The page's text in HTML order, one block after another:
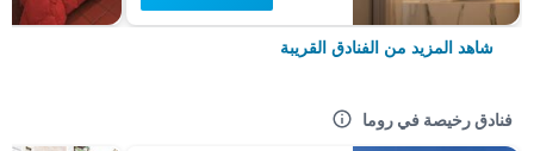
شاهد المزيد من الفنادق القريبة
فنادق رخيصة في روما